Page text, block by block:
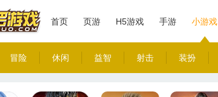
首页 页游 H5游戏 手游 小游戏
冒险 休闲 益智 射击 装扮